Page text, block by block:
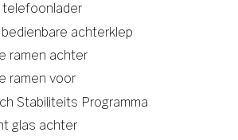
telefoonlader
achterklep
ramen achter
ramen voor
Stabiliteits Programma
glas achter